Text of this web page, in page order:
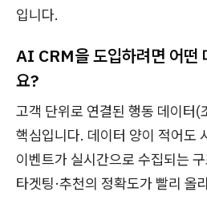
입니다.
AI CRM을 도입하려면 어떤
요?
고객 단위로 연결된 행동 데이터(
핵심입니다. 데이터 양이 적어도
이벤트가 실시간으로 수집되는
타겟팅·추천의 정확도가 빨리 올